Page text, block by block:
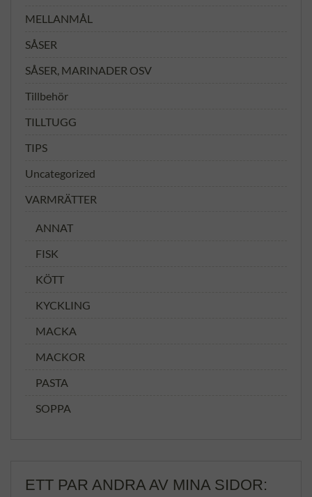
MELLANMÅL
SÅSER
SÅSER, MARINADER OSV
Tillbehör
TILLTUGG
TIPS
Uncategorized
VARMRÄTTER
ANNAT
FISK
KÖTT
KYCKLING
MACKA
MACKOR
PASTA
SOPPA
ETT PAR ANDRA AV MINA SIDOR: